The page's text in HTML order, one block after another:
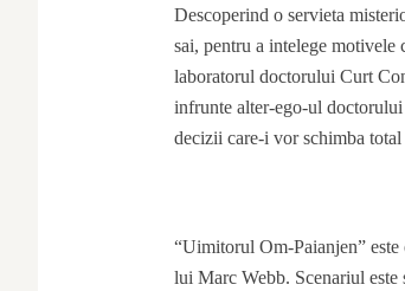
Descoperind o servieta
sai, pentru a intelege motivele
laboratorul doctorului Curt
infrunte alter-ego-ul
decizii care-i vor schimba
“Uimitorul Om-Paianjen”
lui Marc Webb. Scenariul este